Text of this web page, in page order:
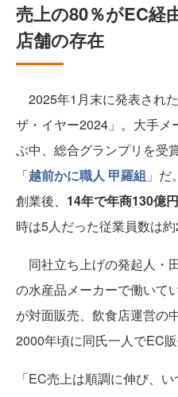
売上の80％がEC
店舗の存在
2025年1月末に発表され
ザ・イヤー2024」。大手メ
ぶ中、総合グランプリを受
「越前かに職人 甲羅組 」
創業後、 14年で年商130億
時は5人だった従業員数は約
同社立ち上げの発起人・
の水産品メーカーで働いて
が対面販売、飲食店運営の
2000年頃に同氏一人でEC販
「EC売上は順調に伸び、